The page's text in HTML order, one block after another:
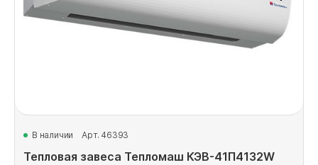
В наличии Арт. 46393
Тепловая завеса Тепломаш КЭВ-41П4132W